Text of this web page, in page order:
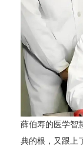
薛伯寿的医学智
典的根，又跟上